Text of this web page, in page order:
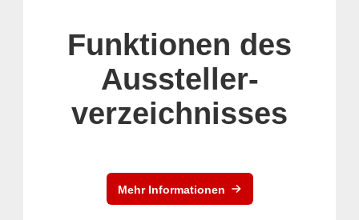
Funktionen des
Aussteller-
verzeichnisses
Mehr Informationen